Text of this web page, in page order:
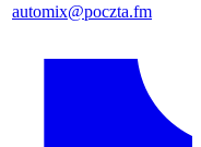
automix@poczta.fm